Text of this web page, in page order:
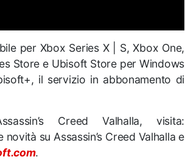
per Xbox Series X | S, Xbox One,
Store e Ubisoft Store per Windows
il servizio in abbonamento di
Creed Valhalla, visita:
su Assassin’s Creed Valhalla e
.